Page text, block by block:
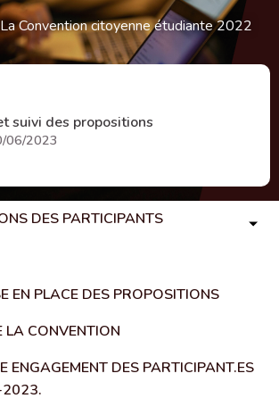
Convention citoyenne étudiante 2022
suivi des propositions
06/2023
DES PARTICIPANTS
EN PLACE DES PROPOSITIONS
LA CONVENTION
ENGAGEMENT DES PARTICIPANT.ES